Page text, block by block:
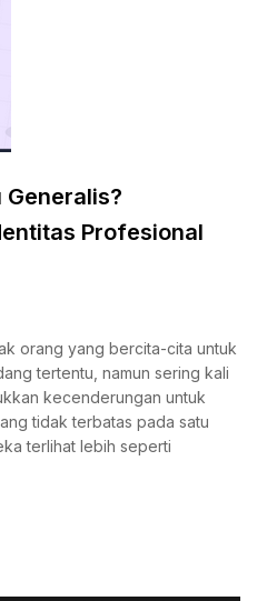
Profesional
orang yang bercita-cita untuk
tertentu, namun sering kali
kecenderungan untuk
tidak terbatas pada satu
terlihat lebih seperti